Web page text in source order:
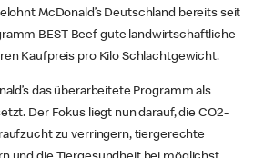
McDonald’s Deutschland bereits seit
BEST Beef gute landwirtschaftliche
Kaufpreis pro Kilo Schlachtgewicht.
das überarbeitete Programm als
Der Fokus liegt nun darauf, die CO2-
zu verringern, tiergerechte